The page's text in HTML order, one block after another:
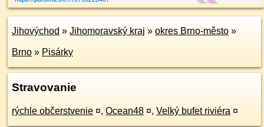
Jihovýchod » Jihomoravský kraj » okres Brno-město »
Brno » Pisárky
Stravovanie
rýchle občerstvenie ¤, Ocean48 ¤, Velký bufet riviéra ¤